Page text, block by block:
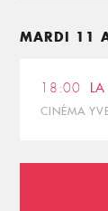
MARDI 11
18:00
CINÉMA